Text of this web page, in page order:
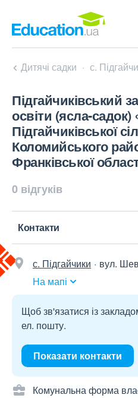
Дитячі садки с.
Підгайчиківський
освіти (ясла-садок)
Підгайчиківської
Коломийського
Франківської
0 відгуків
Контакти
с. Підгайчики
вул.
На мапі
Щоб зв'язатися із
ел. пошту.
Показати контакти
Комунальна форма